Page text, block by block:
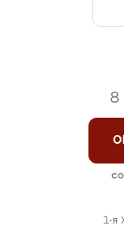
1-я
8